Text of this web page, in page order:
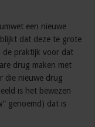
een nieuwe
dat deze te grote
de praktijk voor dat
drug maken met
die nieuwe drug
is het bewezen
genoemd) dat is